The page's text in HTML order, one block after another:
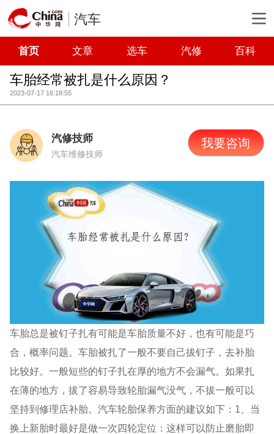
汽车
首页 文章 选车 汽修 百科
车胎经常被扎是什么原因？
2023-07-17 16:18:55
汽修技师
汽车维修技师
我要咨询
车胎总是被钉子扎有可能是车胎质量不好，也有可能是巧
合，概率问题。车胎被扎了一般不要自己拔钉子，去补胎
比较好。一般短些的钉子扎在厚的地方不会漏气。如果扎
在薄的地方，拔了容易导致轮胎漏气没气，不拔一般可以
坚持到修理店补胎。汽车轮胎保养方面的建议如下：1、当
换上新胎时最好是做一次四轮定位：这样可以防止磨胎即